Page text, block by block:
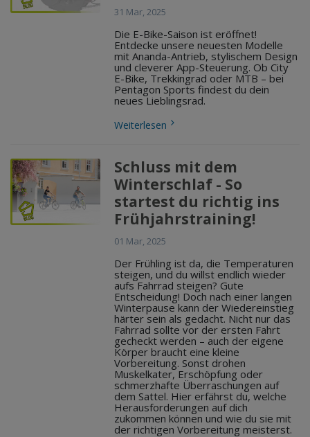
31 Mar, 2025
Die E-Bike-Saison ist eröffnet!
Entdecke unsere neuesten Modelle
mit Ananda-Antrieb, stylischem Design
und cleverer App-Steuerung. Ob City
E-Bike, Trekkingrad oder MTB – bei
Pentagon Sports findest du dein
neues Lieblingsrad.
Weiterlesen
Schluss mit dem
Winterschlaf - So
startest du richtig ins
Frühjahrstraining!
01 Mar, 2025
Der Frühling ist da, die Temperaturen
steigen, und du willst endlich wieder
aufs Fahrrad steigen? Gute
Entscheidung! Doch nach einer langen
Winterpause kann der Wiedereinstieg
härter sein als gedacht. Nicht nur das
Fahrrad sollte vor der ersten Fahrt
gecheckt werden – auch der eigene
Körper braucht eine kleine
Vorbereitung. Sonst drohen
Muskelkater, Erschöpfung oder
schmerzhafte Überraschungen auf
dem Sattel. Hier erfährst du, welche
Herausforderungen auf dich
zukommen können und wie du sie mit
der richtigen Vorbereitung meisterst.